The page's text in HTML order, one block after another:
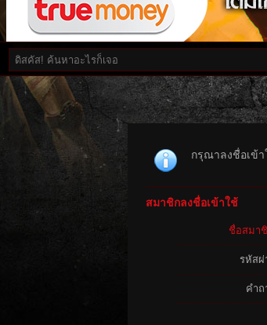
กรุณาลงชื่อเข้า
สมาชิกลงชื่อเข้าใช้
ชื่อสมา
รหัสผ่
คำถ